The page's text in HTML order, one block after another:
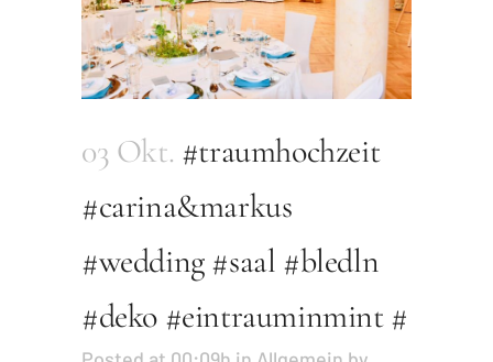
03 Okt. #traumhochzeit
#carina&markus
#wedding #saal #bledln
#deko #eintrauminmint #